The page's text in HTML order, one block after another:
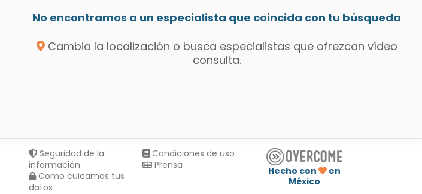
No encontramos a un especialista que coincida con tu búsqueda
Cambia la localización o busca especialistas que ofrezcan vídeo
consulta.
Seguridad de la
información
Como cuidamos tus
datos
Condiciones de uso
Prensa
Hecho con
en
México